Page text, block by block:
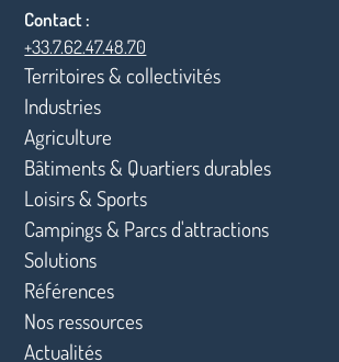
Contact :
+33.7.62.47.48.70
Territoires & collectivités
Industries
Agriculture
Bâtiments & Quartiers durables
Loisirs & Sports
Campings & Parcs d'attractions
Solutions
Références
Nos ressources
Actualités